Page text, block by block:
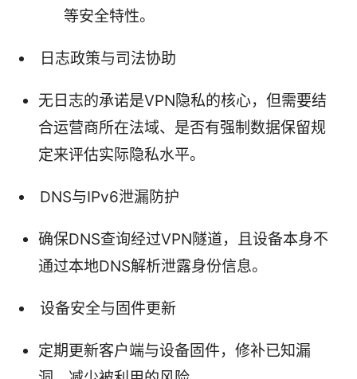
等安全特性。
日志政策与司法协助
无日志的承诺是VPN隐私的核心，但需要结
合运营商所在法域、是否有强制数据保留规
定来评估实际隐私水平。
DNS与IPv6泄漏防护
确保DNS查询经过VPN隧道，且设备本身不
通过本地DNS解析泄露身份信息。
设备安全与固件更新
定期更新客户端与设备固件，修补已知漏